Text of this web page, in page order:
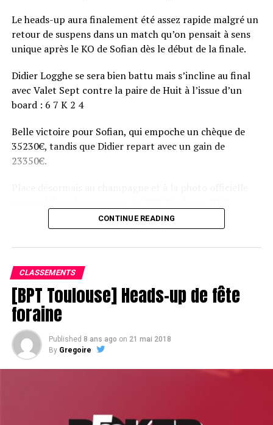
Le heads-up aura finalement été assez rapide malgré un
retour de suspens dans un match qu’on pensait à sens
unique après le KO de Sofian dès le début de la finale.
Didier Logghe se sera bien battu mais s’incline au final
avec Valet Sept contre la paire de Huit à l’issue d’un
board : 6 7 K 2 4
Belle victoire pour Sofian, qui empoche un chèque de
35230€, tandis que Didier repart avec un gain de
23350€.
CONTINUE READING
CLASSEMENTS
[BPT Toulouse] Heads-up de fête
foraine
Published 8 ans ago on 21 mai 2018
By Gregoire